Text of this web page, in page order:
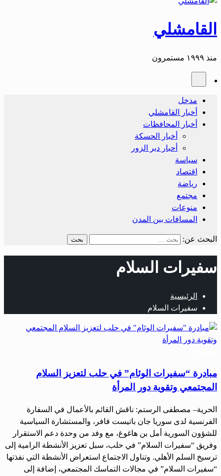
القامشلي
منذ ١٩٩٩ مستمرون
مدخل
أخبار القامشلي
أخبار المحافظات
أخبار الحسكة
أحبار دير الزور
سياسة
اقتصاد
رياضة
مجتمع
منوعات
المسافات بين المدن
البحث عن:
سفيرات السلام
الرئيسية
سفيرات السلام
مبادرة “سفيرات الوئام” في حلب لتعزيز السلام
المجتمعي وتقوية دور المرأة
الحرية– مصطفى الرستم: ناقش القائم بالأعمال في السفارة
الفرنسية لدى سوريا جان باتيست فافر، والمستشارة السياسية
للشؤون السورية أمل بن هاغوغ، مع وفد من وحدة دعم الاستقرار
وفريق “سفيرات السلام” في حلب، سبل تعزيز الأنشطة الرامية إلى
ترسيخ السلم الأهلي. وتناول الاجتماع استعراض الأنشطة التي نفذتها
“سفيرات السلام” في مجالات التماسك المجتمعي، إضافة إلى